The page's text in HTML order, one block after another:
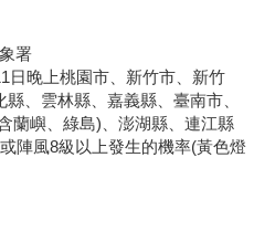
署
日晚上桃園市、新竹市、新竹
、雲林縣、嘉義縣、臺南市、
蘭嶼、綠島)、澎湖縣、連江縣
陣風8級以上發生的機率(黃色燈